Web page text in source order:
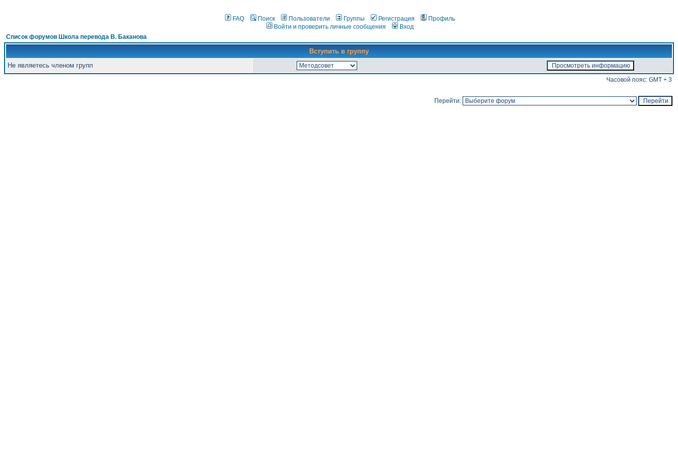
FAQ Поиск Пользователи Группы Регистрация
Профиль
Войти и проверить личные сообщения
Вход
Список форумов Школа перевода В. Баканова
Вступить в группу
Не являетесь членом групп
Часовой пояс: GMT + 3
Перейти: